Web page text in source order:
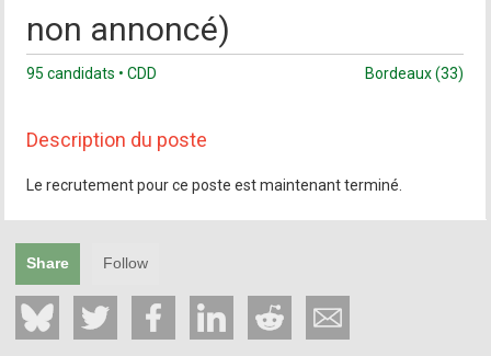
non annoncé)
95 candidats • CDD Bordeaux (33)
Description du poste
Le recrutement pour ce poste est maintenant terminé.
Share Follow